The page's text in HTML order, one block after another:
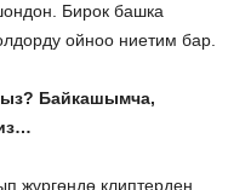
Бирок башка
ойноо ниетим бар.
Байкашымча,
жүргөндө клиптерден